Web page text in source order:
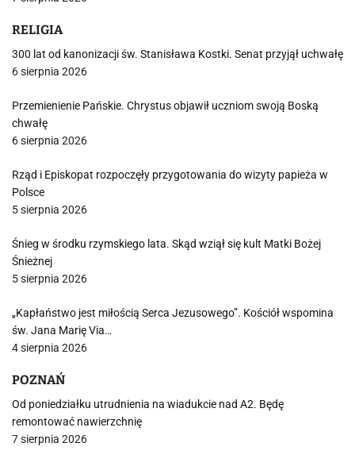
RELIGIA
300 lat od kanonizacji św. Stanisława Kostki. Senat przyjął uchwałę
6 sierpnia 2026
Przemienienie Pańskie. Chrystus objawił uczniom swoją Boską
chwałę
6 sierpnia 2026
Rząd i Episkopat rozpoczęły przygotowania do wizyty papieża w
Polsce
5 sierpnia 2026
Śnieg w środku rzymskiego lata. Skąd wziął się kult Matki Bożej
Śnieżnej
5 sierpnia 2026
„Kapłaństwo jest miłością Serca Jezusowego”. Kościół wspomina
św. Jana Marię Via…
4 sierpnia 2026
POZNAŃ
Od poniedziałku utrudnienia na wiadukcie nad A2. Będę
remontować nawierzchnię
7 sierpnia 2026